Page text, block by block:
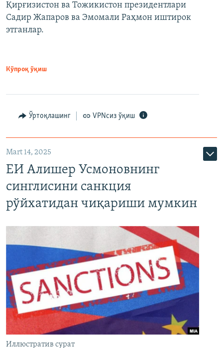
Қирғизистон ва Тожикистон президентлари
Садир Жапаров ва Эмомали Раҳмон иштирок
этганлар.
Кўпроқ ўқиш
Ўртоқлашинг VPNсиз ўқиш
Mart 14, 2025
ЕИ Алишер Усмоновнинг
синглисини санкция
рўйхатидан чиқариши мумкин
Иллюстратив сурат